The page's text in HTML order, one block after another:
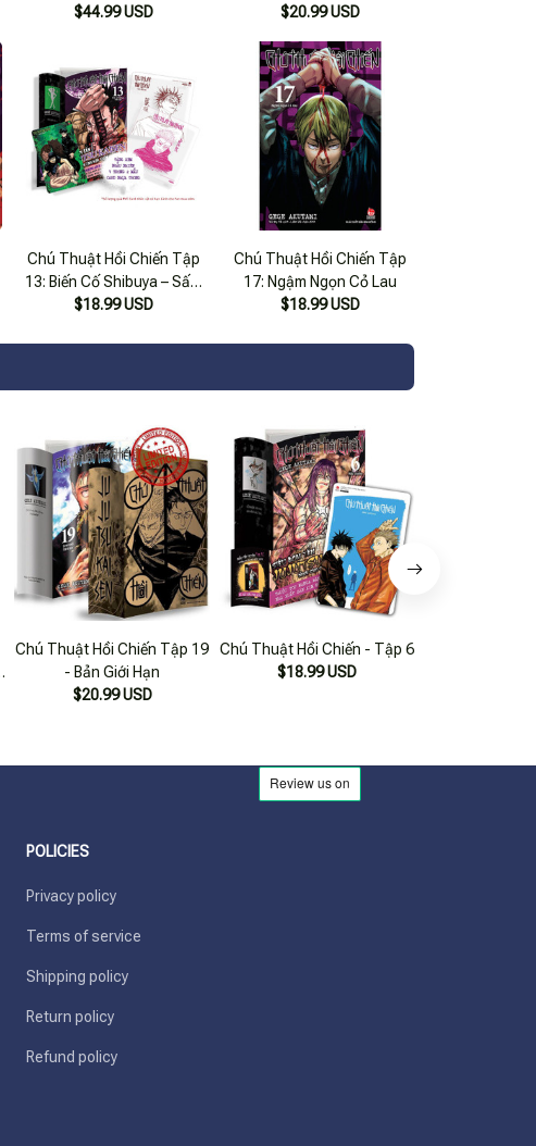
100%
$44.99 USD
0
$20.99 USD
Chú Thuật Hồi Chiến Tập
13: Biến Cố Shibuya – Sấm
Rền
$18.99 USD
Chú Thuật Hồi Chiến Tập
17: Ngậm Ngọn Cỏ Lau
$18.99 USD
Chú Thuật Hồi Chiến Tập 19
- Bản Giới Hạn
$20.99 USD
Chú Thuật Hồi Chiến - Tập 6
$18.99 USD
POLICIES
Privacy policy
Terms of service
Shipping policy
Return policy
Refund policy